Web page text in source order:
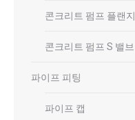
콘크리트 펌프 플랜지
콘크리트 펌프 S 밸브
파이프 피팅
파이프 캡